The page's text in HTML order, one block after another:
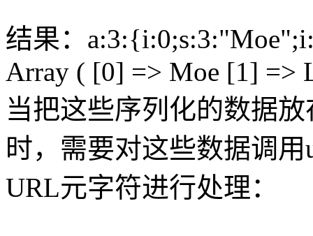
结果：
Array ( [0] => Moe [1] =>
当把这些序列化的数据
时，需要对这些数据调
URL元字符进行处理：